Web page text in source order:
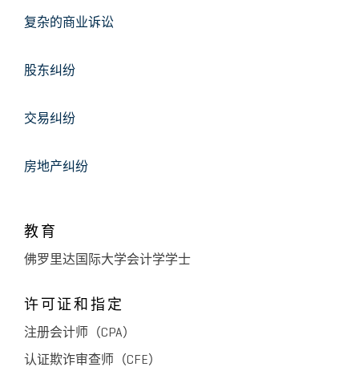
复杂的商业诉讼
股东纠纷
交易纠纷
房地产纠纷
教育
佛罗里达国际大学会计学学士
许可证和指定
注册会计师（CPA）
认证欺诈审查师（CFE）